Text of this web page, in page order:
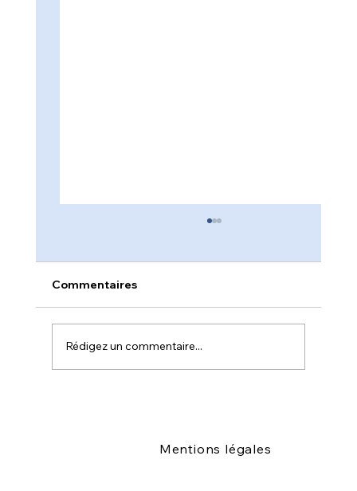
Information syndicale – Septembre 2025
porter à votre connaissance trois points
importants...
Commentaires
Rédigez un commentaire...
Mentions légales